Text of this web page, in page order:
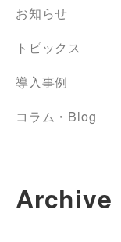
お知らせ
トピックス
導入事例
コラム・Blog
Archive